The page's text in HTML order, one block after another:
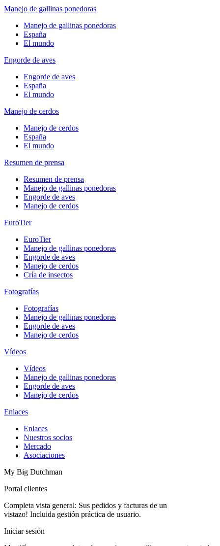
Manejo de gallinas ponedoras
Manejo de gallinas ponedoras
España
El mundo
Engorde de aves
Engorde de aves
España
El mundo
Manejo de cerdos
Manejo de cerdos
España
El mundo
Resumen de prensa
Resumen de prensa
Manejo de gallinas ponedoras
Engorde de aves
Manejo de cerdos
EuroTier
EuroTier
Manejo de gallinas ponedoras
Engorde de aves
Manejo de cerdos
Cría de insectos
Fotografías
Fotografías
Manejo de gallinas ponedoras
Engorde de aves
Manejo de cerdos
Vídeos
Vídeos
Manejo de gallinas ponedoras
Engorde de aves
Manejo de cerdos
Enlaces
Enlaces
Nuestros socios
Mercado
Asociaciones
My Big Dutchman
Portal clientes
Completa vista general: Sus pedidos y facturas de un
vistazo! Incluida gestión práctica de usuario.
Iniciar sesión